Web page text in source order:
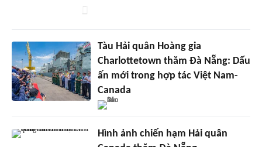
Tàu Hải quân Hoàng gia
Charlottetown thăm Đà Nẵng: Dấu
ấn mới trong hợp tác Việt Nam-
Canada
Hình ảnh chiến hạm Hải quân